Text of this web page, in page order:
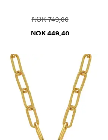
NOK 749,00
NOK 449,40